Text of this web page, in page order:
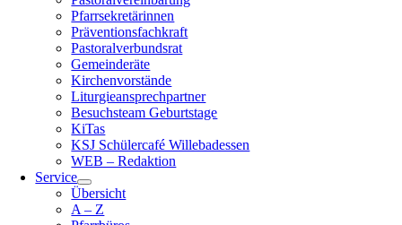
Pfarrsekretärinnen
Präventionsfachkraft
Pastoralverbundsrat
Gemeinderäte
Kirchenvorstände
Liturgieansprechpartner
Besuchsteam Geburtstage
KiTas
KSJ Schülercafé Willebadessen
WEB – Redaktion
Service
Übersicht
A – Z